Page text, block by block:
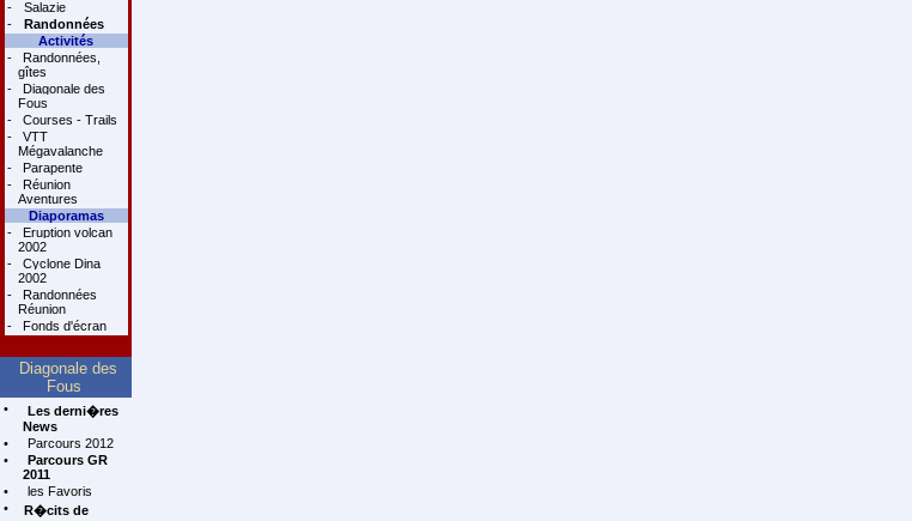
-
Salazie
-
Randonnées
Activités
-
Randonnées,
gîtes
-
Diagonale des
Fous
-
Courses - Trails
-
VTT
Mégavalanche
-
Parapente
-
Réunion
Aventures
Diaporamas
-
Eruption volcan
2002
-
Cyclone Dina
2002
-
Randonnées
Réunion
-
Fonds d'écran
Diagonale des
Fous
•
Les derni�res
News
•
Parcours 2012
•
Parcours GR
2011
•
les Favoris
•
R�cits de